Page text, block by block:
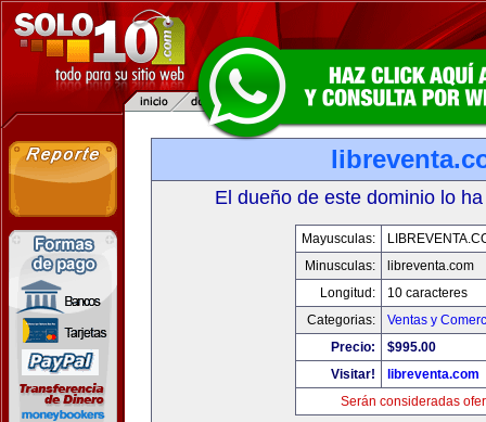
El dueño de este dominio lo
Mayusculas:
Minusculas:
libreventa.com
Longitud:
10 caracteres
Categorias:
Ventas y
Precio:
$995.00
Visitar!
libreventa.com
Serán consideradas